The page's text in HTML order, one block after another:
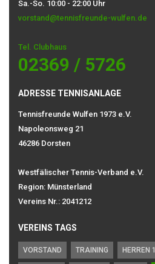
Sa.-So. 10:00 - 22:00 Uhr
vorstand@tennisfreunde-wulfen.de
Tel. Clubhaus
02369 / 5726
ADRESSE TENNISANLAGE
Tennisfreunde Wulfen 1973 e.V.
Napoleonsweg 21
46286 Dorsten
Westfälischer Tennis-Verband e.V.
Region: Münsterland
Vereins Nr.: 2041212
VEREINS TAGS
VORSTAND TRAINING HERREN 1